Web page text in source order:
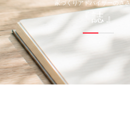
家づくりアドバイザーのさ
『誌』